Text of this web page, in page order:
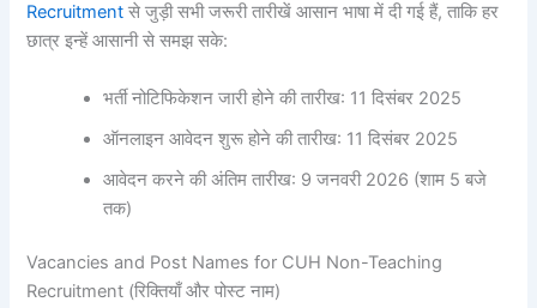
Recruitment से जुड़ी सभी जरूरी तारीखें आसान भाषा में दी गई हैं, ताकि हर
छात्र इन्हें आसानी से समझ सके:
भर्ती नोटिफिकेशन जारी होने की तारीख: 11 दिसंबर 2025
ऑनलाइन आवेदन शुरू होने की तारीख: 11 दिसंबर 2025
आवेदन करने की अंतिम तारीख: 9 जनवरी 2026 (शाम 5 बजे
तक)
Vacancies and Post Names for CUH Non-Teaching
Recruitment (रिक्तियाँ और पोस्ट नाम)